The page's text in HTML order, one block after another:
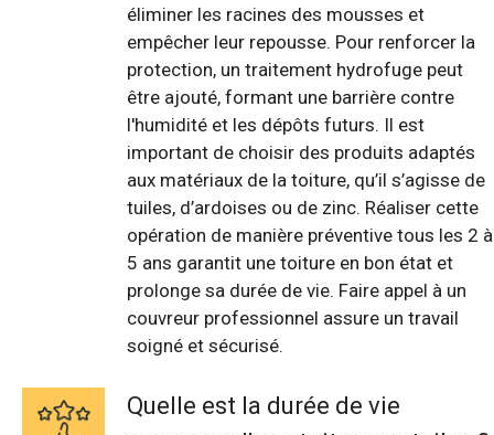
éliminer les racines des mousses et
empêcher leur repousse. Pour renforcer la
protection, un traitement hydrofuge peut
être ajouté, formant une barrière contre
l'humidité et les dépôts futurs. Il est
important de choisir des produits adaptés
aux matériaux de la toiture, qu’il s’agisse de
tuiles, d’ardoises ou de zinc. Réaliser cette
opération de manière préventive tous les 2 à
5 ans garantit une toiture en bon état et
prolonge sa durée de vie. Faire appel à un
couvreur professionnel assure un travail
soigné et sécurisé.
Quelle est la durée de vie